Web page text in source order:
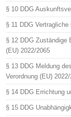
§ 10 DDG
§ 11 DDG
§ 12 DDG Zuständige
(EU) 2022/2065
§ 13 DDG Meldung
Verordnung (EU)
§ 14 DDG Errichtung
§ 15 DDG